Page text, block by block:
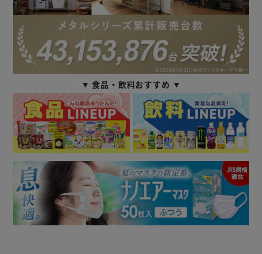
▼ 食品・飲料おすすめ ▼